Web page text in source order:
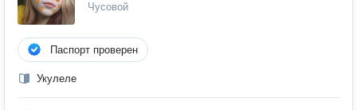
Чусовой
Паспорт проверен
Укулеле